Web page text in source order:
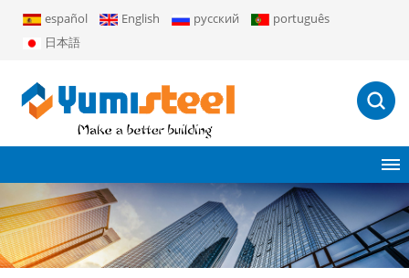
español English русский
português
日本語